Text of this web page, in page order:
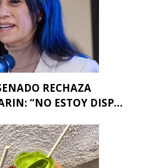
RECHAZA
“NO ESTOY DISP...